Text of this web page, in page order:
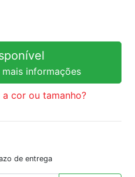
informações
cor ou tamanho?
de entrega